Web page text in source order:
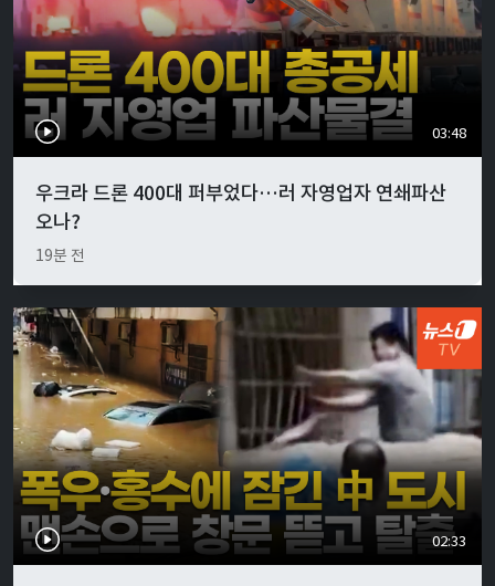
03:48
우크라 드론 400대 퍼부었다…러 자영업자 연쇄파산
오나?
19분 전
02:33